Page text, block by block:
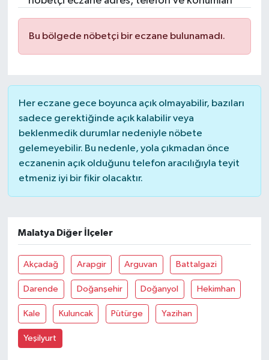
Bu bölgede nöbetçi bir eczane bulunamadı.
Her eczane gece boyunca açık olmayabilir, bazıları
sadece gerektiğinde açık kalabilir veya
beklenmedik durumlar nedeniyle nöbete
gelemeyebilir. Bu nedenle, yola çıkmadan önce
eczanenin açık olduğunu telefon aracılığıyla teyit
etmeniz iyi bir fikir olacaktır.
Malatya Diğer İlçeler
Akçadağ Arapgir Arguvan Battalgazi
Darende Doğanşehir Doğanyol Hekimhan
Kale Kuluncak Pütürge Yazihan
Yeşilyurt
Resmi İlanlar